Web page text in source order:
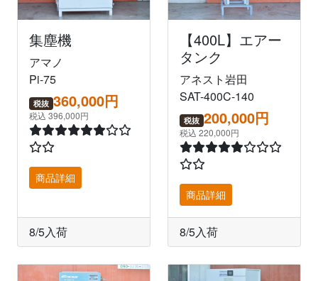
集塵機
アマノ
Pi-75
税抜 360,000円
税込 396,000円
商品詳細
8/5入荷
【400L】エアー
タンク
アネスト岩田
SAT-400C-140
税抜 200,000円
税込 220,000円
商品詳細
8/5入荷